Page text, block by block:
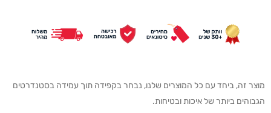
מוצר זה, ביחד עם כל המוצרים שלנו, נבחר בקפידה תוך עמידה בסטנדרטים
הגבוהים ביותר של איכות ובטיחות.